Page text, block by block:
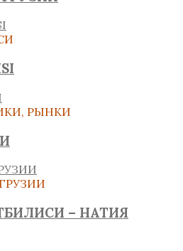
РЫНКИ
– НАТИЯ